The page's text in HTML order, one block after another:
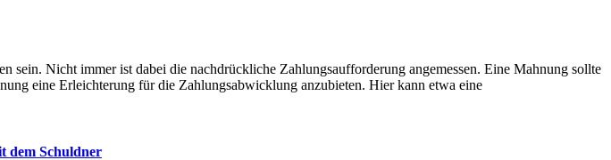
Nicht immer ist dabei die nachdrückliche Zahlungsaufforderung angemessen. Eine Mahnung sollte
eine Erleichterung für die Zahlungsabwicklung anzubieten. Hier kann etwa eine
dem Schuldner